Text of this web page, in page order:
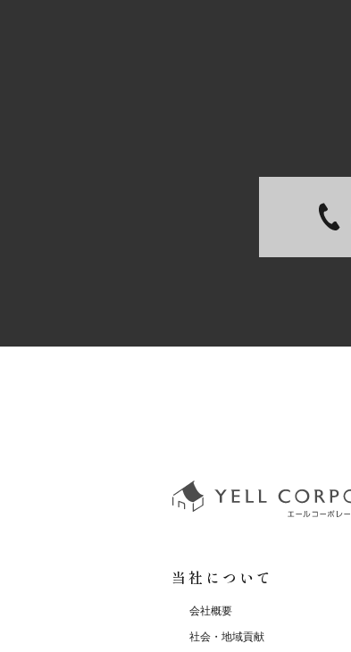
当社について
会社概要
社会・地域貢献